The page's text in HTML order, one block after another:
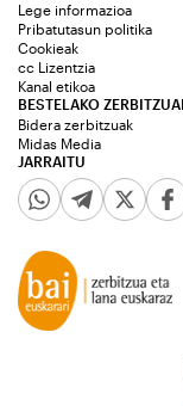
JARRAITU
Lege informazioa
Pribatutasun politika
Cookieak
cc Lizentzia
Kanal etikoa
BESTELAKO
Bidera zerbitzuak
Midas Media